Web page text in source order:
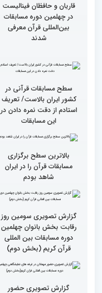
گزارش تصویری چهارمین
بین‌المللی قرآن کریم(بخش
اول)
قاریان و حافظان فینالیست‌
در چهلمین دوره مسابقات
بین‌المللی قرآن معرفی
سطح مسابقات قرآنی در
استادم از دقت نمره دادن در
این مسابقات
بالاترین سطح برگزاری
مسابقات قرآن را در ایران
شاهد بودم